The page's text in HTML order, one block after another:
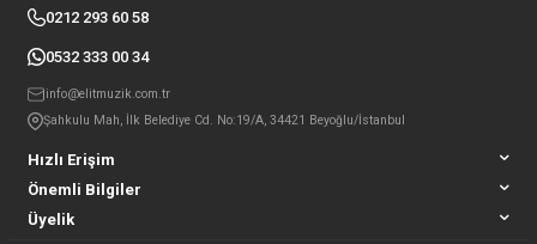
Hızlı Erişim
Önemli Bilgiler
Üyelik
0212 293 60 58
0532 333 00 34
info@elitmuzik.com.tr
Şahkulu Mah, İlk Belediye Cd. No:19/A, 34421 Beyoğlu/İstanbul